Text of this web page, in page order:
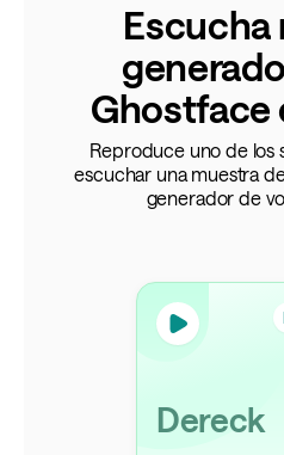
Escucha
Ghostface
Reproduce uno de los
escuchar una muestra
generador de
Dereck